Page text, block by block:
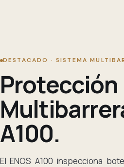
DESTACADO · SISTEMA
Protección
A100.
El ENOS A100 inspecciona